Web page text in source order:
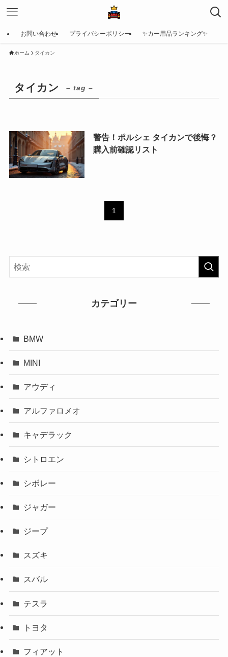
お問い合わせ プライバシーポリシー ✨カー用品ランキング✨
ホーム タイカン
タイカン – tag –
警告！ポルシェ タイカンで後悔？
購入前確認リスト
1
カテゴリー
BMW
MINI
アウディ
アルファロメオ
キャデラック
シトロエン
シボレー
ジャガー
ジープ
スズキ
スバル
テスラ
トヨタ
フィアット